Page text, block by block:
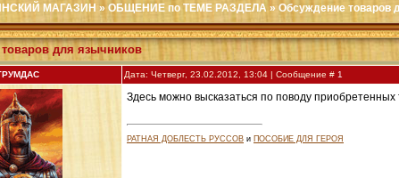
МАГАЗИН » ОБЩЕНИЕ по ТЕМЕ РАЗДЕЛА » Обсуждение товаров
для язычников
Дата: Четверг, 23.02.2012, 13:04 | Сообщение # 1
Здесь можно высказаться по поводу
РАТНАЯ ДОБЛЕСТЬ РУССОВ и ПОСОБИЕ ДЛЯ ГЕРОЯ